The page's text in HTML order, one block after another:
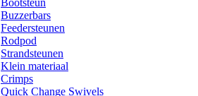
Bootsteun
Buzzerbars
Feedersteunen
Rodpod
Strandsteunen
Klein materiaal
Crimps
Quick Change Swivels